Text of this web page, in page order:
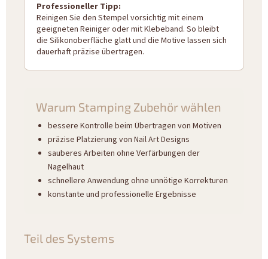
Professioneller Tipp:
Reinigen Sie den Stempel vorsichtig mit einem
geeigneten Reiniger oder mit Klebeband. So bleibt
die Silikonoberfläche glatt und die Motive lassen sich
dauerhaft präzise übertragen.
Warum Stamping Zubehör wählen
bessere Kontrolle beim Übertragen von Motiven
präzise Platzierung von Nail Art Designs
sauberes Arbeiten ohne Verfärbungen der
Nagelhaut
schnellere Anwendung ohne unnötige Korrekturen
konstante und professionelle Ergebnisse
Teil des Systems